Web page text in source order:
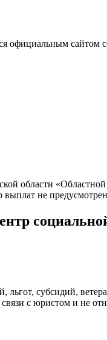
официальным сайтом
области
не
льгот, субсидий,
с юристом и не